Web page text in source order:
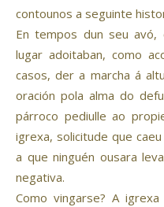
contounos a seguinte
En tempos dun seu
lugar adoitaban, como
casos, der a marcha á
oración pola alma do
párroco pediulle ao
igrexa, solicitude que
a que ninguén ousara
negativa.
Como vingarse? A